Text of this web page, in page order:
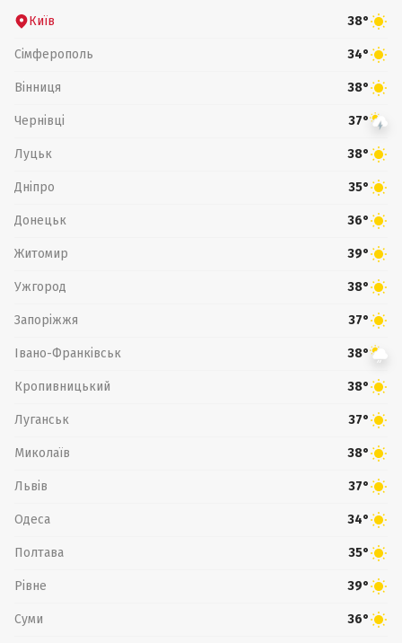
Київ 38°
Сімферополь 34°
Вінниця 38°
Чернівці 37°
Луцьк 38°
Дніпро 35°
Донецьк 36°
Житомир 39°
Ужгород 38°
Запоріжжя 37°
Івано-Франківськ 38°
Кропивницький 38°
Луганськ 37°
Миколаїв 38°
Львів 37°
Одеса 34°
Полтава 35°
Рівне 39°
Суми 36°